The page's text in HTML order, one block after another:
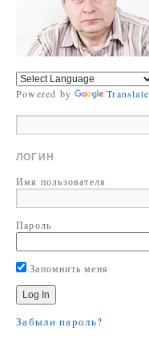
Powered by Translate
ЛОГИН
Имя пользователя
Пароль
Запомнить меня
Забыли пароль?